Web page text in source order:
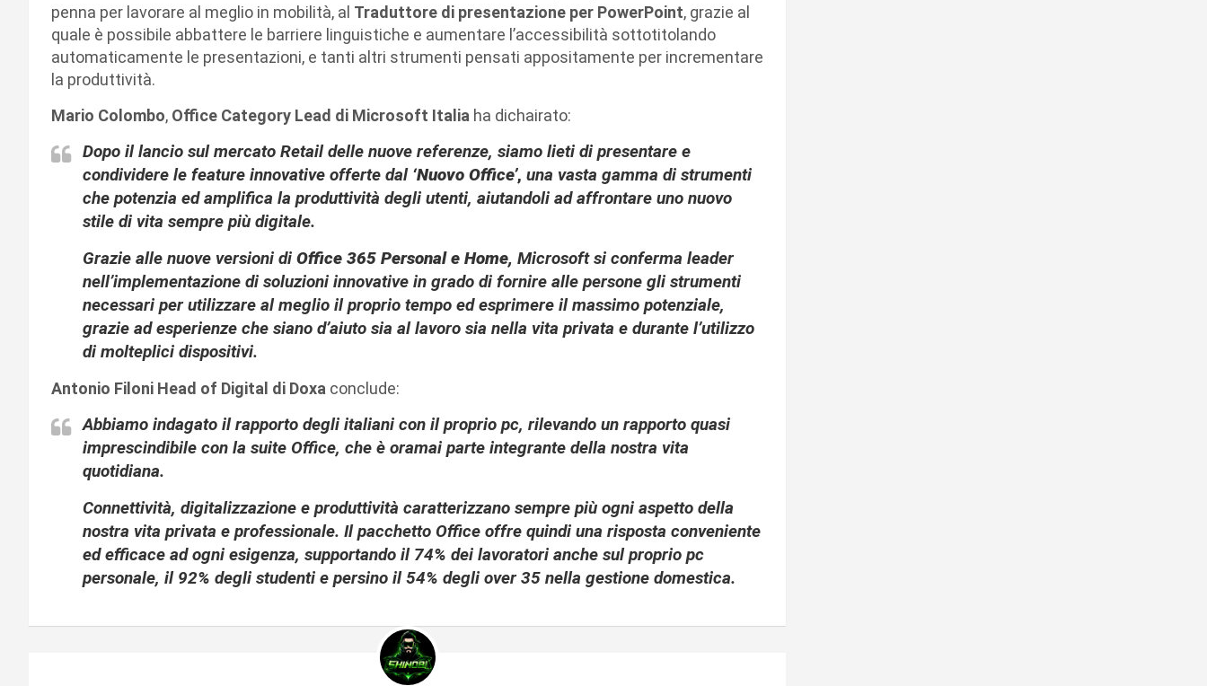
penna per lavorare al meglio in mobilità, al Traduttore di presentazione per PowerPoint, grazie al
quale è possibile abbattere le barriere linguistiche e aumentare l’accessibilità sottotitolando
automaticamente le presentazioni, e tanti altri strumenti pensati appositamente per incrementare
la produttività.
Mario Colombo, Office Category Lead di Microsoft Italia ha dichairato:
Dopo il lancio sul mercato Retail delle nuove referenze, siamo lieti di presentare e
condividere le feature innovative offerte dal ‘Nuovo Office’, una vasta gamma di strumenti
che potenzia ed amplifica la produttività degli utenti, aiutandoli ad affrontare uno nuovo
stile di vita sempre più digitale.
Grazie alle nuove versioni di Office 365 Personal e Home, Microsoft si conferma leader
nell’implementazione di soluzioni innovative in grado di fornire alle persone gli strumenti
necessari per utilizzare al meglio il proprio tempo ed esprimere il massimo potenziale,
grazie ad esperienze che siano d’aiuto sia al lavoro sia nella vita privata e durante l’utilizzo
di molteplici dispositivi.
Antonio Filoni Head of Digital di Doxa conclude:
Abbiamo indagato il rapporto degli italiani con il proprio pc, rilevando un rapporto quasi
imprescindibile con la suite Office, che è oramai parte integrante della nostra vita
quotidiana.
Connettività, digitalizzazione e produttività caratterizzano sempre più ogni aspetto della
nostra vita privata e professionale. Il pacchetto Office offre quindi una risposta conveniente
ed efficace ad ogni esigenza, supportando il 74% dei lavoratori anche sul proprio pc
personale, il 92% degli studenti e persino il 54% degli over 35 nella gestione domestica.